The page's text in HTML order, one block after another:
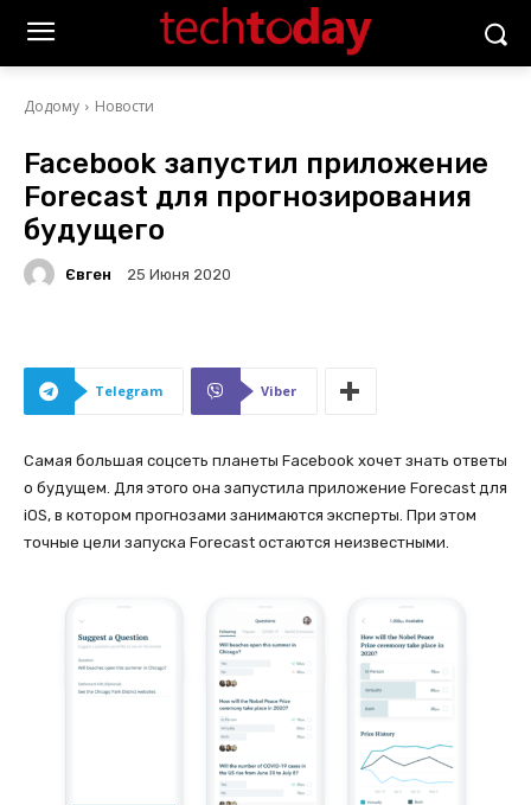
Додому Новости
Facebook запустил приложение
Forecast для прогнозирования
будущего
Євген 25 Июня 2020
Telegram Viber
Самая большая соцсеть планеты Facebook хочет знать ответы
о будущем. Для этого она запустила приложение Forecast для
iOS, в котором прогнозами занимаются эксперты. При этом
точные цели запуска Forecast остаются неизвестными.